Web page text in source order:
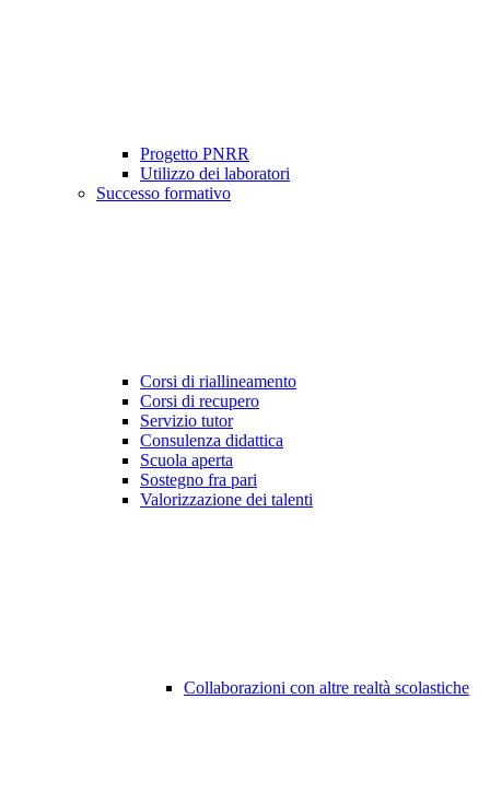
Progetto PNRR
Utilizzo dei laboratori
Successo formativo
Corsi di riallineamento
Corsi di recupero
Servizio tutor
Consulenza didattica
Scuola aperta
Sostegno fra pari
Valorizzazione dei talenti
Collaborazioni con altre realtà scolastiche